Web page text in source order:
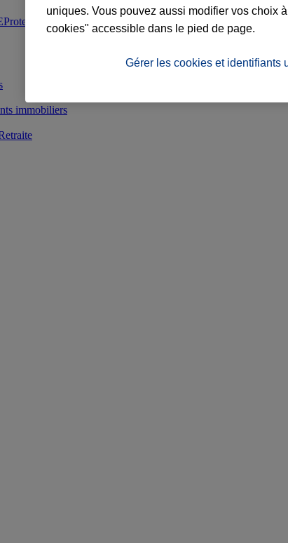
Protection juridique particuliers Protection juridique immobilière
uniques. Vous pouvez aussi modifier vos choix
cookies" accessible dans le pied de page.
Gérer les cookies et identifiants